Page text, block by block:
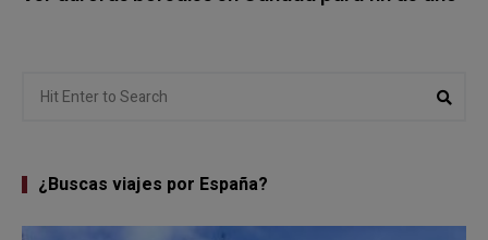
for:
¿Buscas viajes por España?